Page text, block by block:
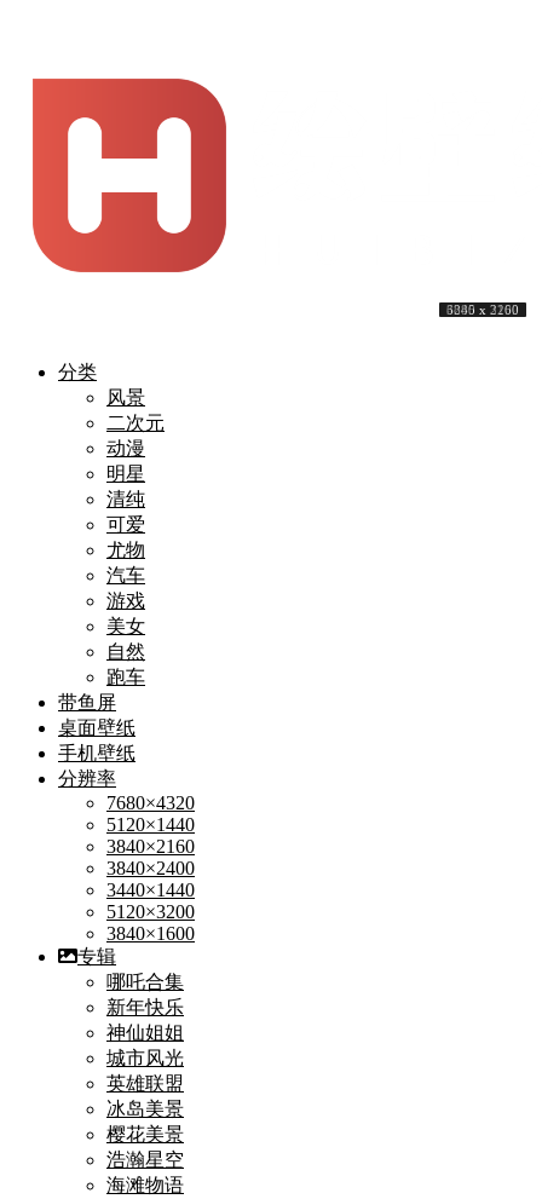
分类
风景
二次元
动漫
明星
清纯
可爱
尤物
汽车
游戏
美女
自然
跑车
带鱼屏
桌面壁纸
手机壁纸
分辨率
7680×4320
5120×1440
3840×2160
3840×2400
3440×1440
5120×3200
3840×1600
专辑
哪吒合集
新年快乐
神仙姐姐
城市风光
英雄联盟
冰岛美景
樱花美景
浩瀚星空
海滩物语
3840 x 2160
5120 x 3200
5120 x 3200
3840 x 2160
6016 x 4016
3840 x 2160
3840 x 2160
4000 x 2252
3840 x 2160
6285 x 3200